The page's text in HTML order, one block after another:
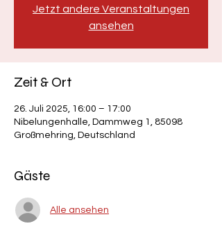
Jetzt andere Veranstaltungen
ansehen
Zeit & Ort
26. Juli 2025, 16:00 – 17:00
Nibelungenhalle, Dammweg 1, 85098
Großmehring, Deutschland
Gäste
Alle ansehen